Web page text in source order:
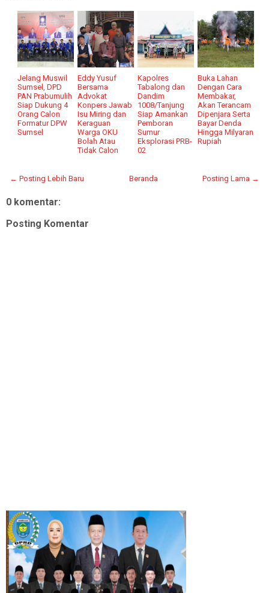
Jelang Muswil
Sumsel, DPD
PAN Prabumulih
Siap Dukung 4
Orang Calon
Formatur DPW
Sumsel
Eddy Yusuf
Bersama
Advokat
Konpers Jawab
Isu Miring dan
Keraguan
Warga OKU
Bolah Atau
Tidak Calon
Kapolres
Tabalong dan
Dandim
1008/Tanjung
Siap Amankan
Pemboran
Sumur
Eksplorasi PRB-
02
Buka Lahan
Dengan Cara
Membakar,
Akan Terancam
Dipenjara Serta
Bayar Denda
Hingga Milyaran
Rupiah
← Posting Lebih Baru Posting Lama →
Beranda
0 komentar:
Posting Komentar